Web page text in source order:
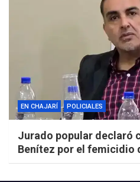
EN CHAJARÍ POLICIALES
Jurado popular declaró
Benítez por el femicidio